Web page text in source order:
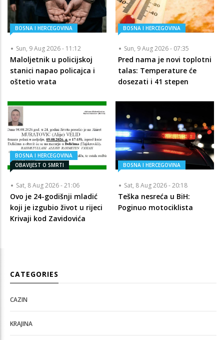
BOSNA I HERCEGOVINA
Sun, 9 Aug 2026 - 11:12
Maloljetnik u policijskoj
stanici napao policajca i
oštetio vrata
BOSNA I HERCEGOVINA
Sun, 9 Aug 2026 - 07:35
Pred nama je novi toplotni
talas: Temperature će
dosezati i 41 stepen
BOSNA I HERCEGOVINA
OBAVIJEST O SMRTI
Sat, 8 Aug 2026 - 21:06
Ovo je 24-godišnji mladić
koji je izgubio život u rijeci
Krivaji kod Zavidovića
BOSNA I HERCEGOVINA
Sat, 8 Aug 2026 - 20:18
Teška nesreća u BiH:
Poginuo motociklista
CATEGORIES
CAZIN
KRAJINA